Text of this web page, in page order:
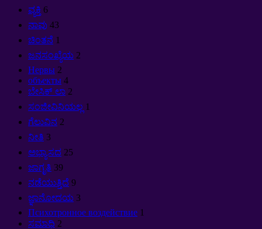
ವ್ಯಕ್ತಿ 6
ನಾವು 43
ಚಿಂತನೆ 1
ಜನಸಂಖ್ಯೆಯ 2
Нервы 2
объекты 4
ಬೇಸಿಕ್ ಲಾ 2
ಸಂಜೀವಿನಿಯಲ್ಲ 1
ಗೆಲುವಿನ 2
ನೀತಿ 3
ಅಭ್ಯಾಸದ 25
ಜಾಗೃತಿ 39
ನಡೆಯುತ್ತಿದೆ 9
ಜ್ಞಾನೋದಯ 3
Психотронное воздействие 1
ಸಮಾಧಿ 2